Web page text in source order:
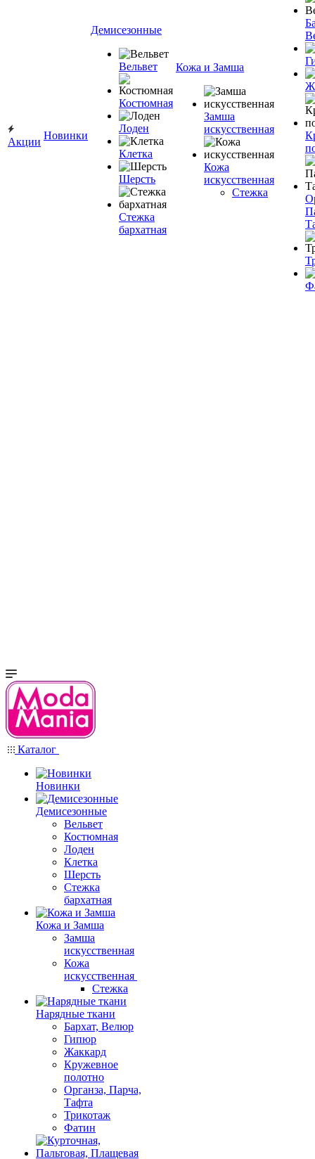
Акции
Новинки
Демисезонные
Вельвет
Костюмная
Лоден
Клетка
Шерсть
Стежка
бархатная
Кожа и Замша
Замша
искусственная
Кожа
искусственная
Стежка
Каталог
Новинки
Демисезонные
Вельвет
Костюмная
Лоден
Клетка
Шерсть
Стежка
бархатная
Кожа и Замша
Замша
искусственная
Кожа
искусственная
Стежка
Нарядные ткани
Бархат, Велюр
Гипюр
Жаккард
Кружевное
полотно
Органза, Парча,
Тафта
Трикотаж
Фатин